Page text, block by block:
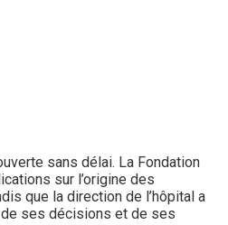
sans délai. La Fondation
sur l’origine des
que la direction de l’hôpital a
ses décisions et de ses